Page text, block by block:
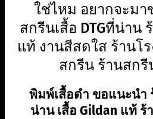
ใช่ไหม อยากจะม
สกรีนเสื้อ DTGที่น่าน
แท้ งานสีสดใส ร้านโ
สกรีน ร้านสกรี
พิมพ์เสื้อดำ ขอแนะนำ
น่าน เสื้อ Gildan แท้ ร้